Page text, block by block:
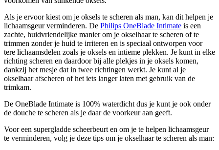
Als je ervoor kiest om je oksels te scheren als man, kan dit helpen je
lichaamsgeur verminderen. De Philips OneBlade Intimate is een
zachte, huidvriendelijke manier om je okselhaar te scheren of te
trimmen zonder je huid te irriteren en is speciaal ontworpen voor
tere lichaamsdelen zoals je oksels en intieme plekken. Je kunt in elke
richting scheren en daardoor bij alle plekjes in je oksels komen,
dankzij het mesje dat in twee richtingen werkt. Je kunt al je
okselhaar afscheren of het iets langer laten met gebruik van de
trimkam.
De OneBlade Intimate is 100% waterdicht dus je kunt je ook onder
de douche te scheren als je daar de voorkeur aan geeft.
Voor een supergladde scheerbeurt en om je te helpen lichaamsgeur
te verminderen, volg je deze tips om je okselhaar te scheren als man: